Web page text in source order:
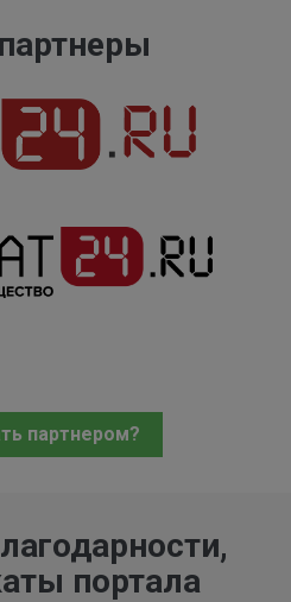
партнером?
портала